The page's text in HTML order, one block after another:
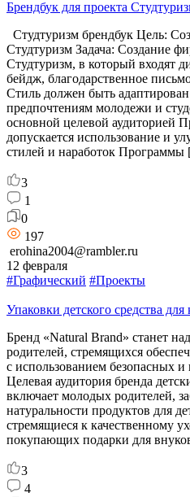
Брендбук для проекта
Студтуризм брендбук Цель:
Студтуризм Задача: Создание
Студтуризм, в который входят
бейдж, благодарственное
Стиль должен быть
предпочтениям молодежи и
основной целевой аудиторией
допускается использование и
стилей и наработок
3
1
0
197
erohina2004@rambler.ru
12 февраля
#Графический #Проекты
Упаковки детского средства
Бренд «Natural Brand» станет
родителей, стремящихся
с использованием безопасных
Целевая аудитория бренда
включает молодых родителей,
натуральности продуктов для
стремящиеся к качественному
покупающих подарки для
3
4